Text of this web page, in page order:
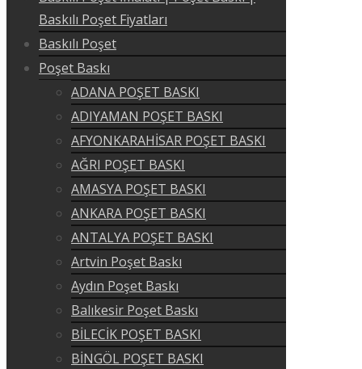
Baskılı Poşet Fiyatları
Baskılı Poşet
Poşet Baskı
ADANA POŞET BASKI
ADIYAMAN POŞET BASKI
AFYONKARAHİSAR POŞET BASKI
AĞRI POŞET BASKI
AMASYA POŞET BASKI
ANKARA POŞET BASKI
ANTALYA POŞET BASKI
Artvin Poşet Baskı
Aydın Poşet Baskı
Balıkesir Poşet Baskı
BİLECİK POŞET BASKI
BİNGÖL POŞET BASKI